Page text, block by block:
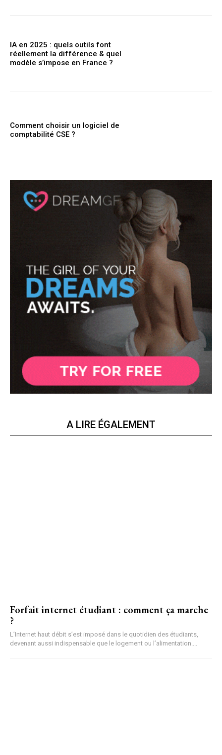
IA en 2025 : quels outils font
réellement la différence & quel
modèle s’impose en France ?
Comment choisir un logiciel de
comptabilité CSE ?
A LIRE ÉGALEMENT
Forfait internet étudiant : comment ça marche
?
L’Internet haut débit s’est imposé dans le quotidien des étudiants,
devenant aussi indispensable que le logement ou l’alimentation....